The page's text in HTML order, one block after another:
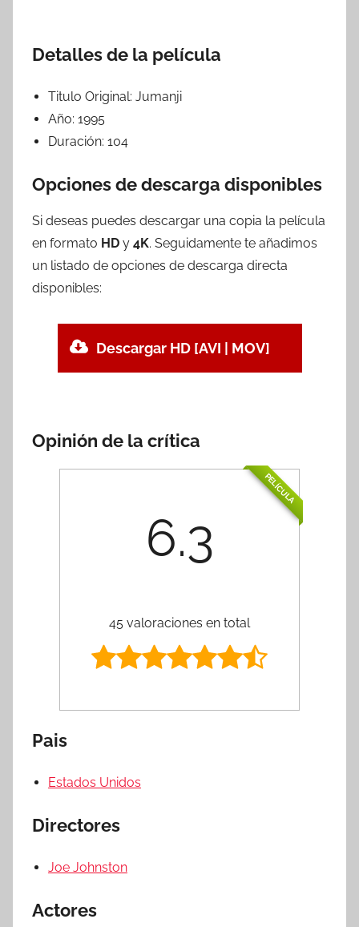
Detalles de la película
Titulo Original: Jumanji
Año: 1995
Duración: 104
Opciones de descarga disponibles
Si deseas puedes descargar una copia la película
en formato HD y 4K. Seguidamente te añadimos
un listado de opciones de descarga directa
disponibles:
Descargar HD [AVI | MOV]
Opinión de la crítica
PELÍCULA
6.3
45 valoraciones en total
Pais
Estados Unidos
Directores
Joe Johnston
Actores